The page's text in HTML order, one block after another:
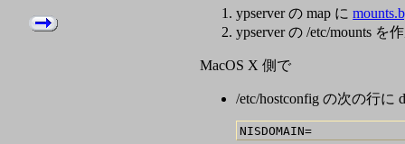
ypserver の map に
ypserver の /etc/mounts を
MacOS X 側で
/etc/hostconfig の次の行に
NISDOMAIN=